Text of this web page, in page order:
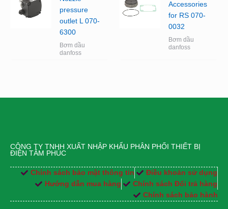
pressure
outlet L 070-
6300
Bơm dầu
danfoss
Accessories
for RS 070-
0032
Bơm dầu
danfoss
CÔNG TY TNHH XUẤT NHẬP KHẨU PHÂN PHỐI THIẾT BỊ
ĐIỆN TÂM PHÚC
Chính sách bảo mật thông tin
Điều khoản sử dụng
Hướng dẫn mua hàng
Chính sách Đổi trả hàng
Chính sách bảo hành